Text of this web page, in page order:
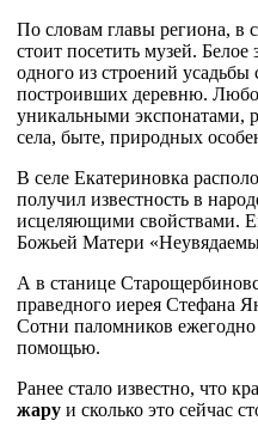
По словам главы региона, в
стоит посетить музей. Белое
одного из строений
построивших деревню.
уникальными экспонатами,
села, быте, природных
В селе Екатериновка
получил известность в
исцеляющими свойствами.
Божьей Матери
А в станице
праведного иерея Стефана
Сотни паломников
помощью.
Ранее стало известно, что
жару и сколько это сейчас